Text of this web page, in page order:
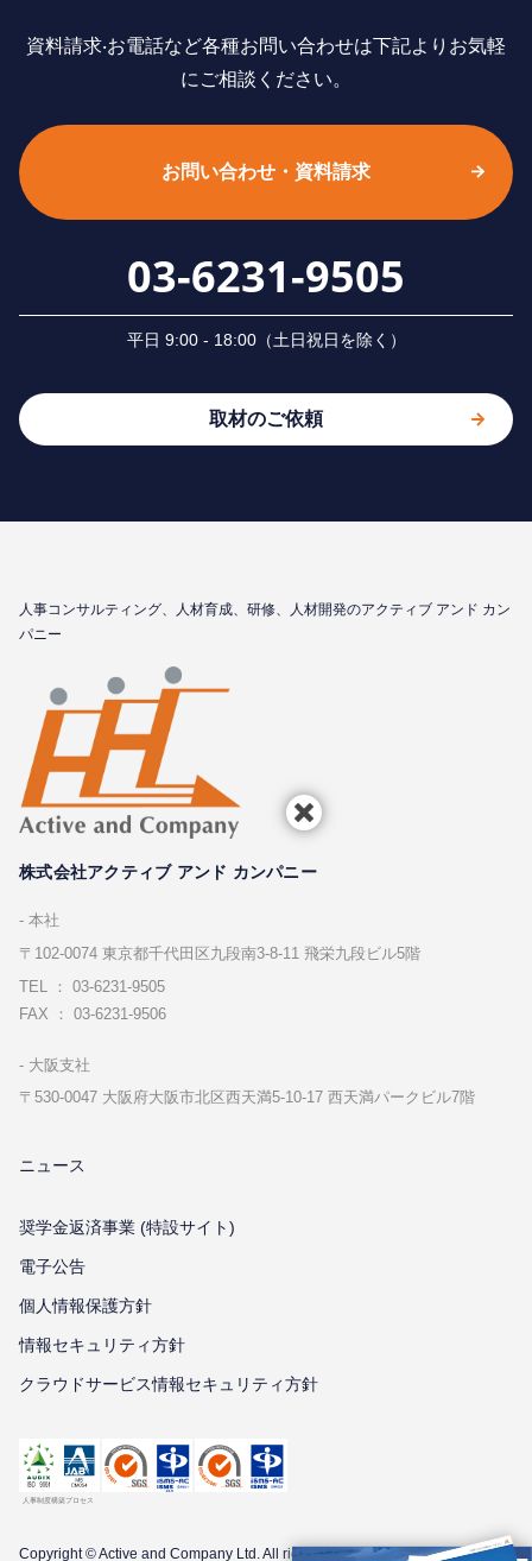
資料請求‧お電話など各種お問い合わせは下記よりお気軽
にご相談ください。
お問い合わせ・資料請求
03-6231-9505
平⽇ 9:00 - 18:00（⼟⽇祝⽇を除く）
取材のご依頼
⼈事コンサルティング、⼈材育成、研修、⼈材開発のアクティブ アンド カン
パニー
株式会社アクティブ アンド カンパニー
本社
〒102-0074 東京都千代⽥区九段南3-8-11 飛栄九段ビル5階
TEL ： 03-6231-9505
FAX ： 03-6231-9506
⼤阪⽀社
〒530-0047 ⼤阪府⼤阪市北区⻄天満5-10-17 ⻄天満パークビル7階
ニュース
奨学金返済事業 (特設サイト)
電子公告
個⼈情報保護⽅針
情報セキュリティ⽅針
クラウドサービス情報セキュリティ方針
Copyright © Active and Company Ltd. All rights